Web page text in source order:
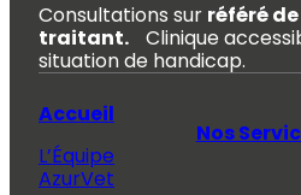
Consultations sur référé
traitant. Clinique
situation de handicap.
Accueil
L’Équipe
AzurVet
Nos